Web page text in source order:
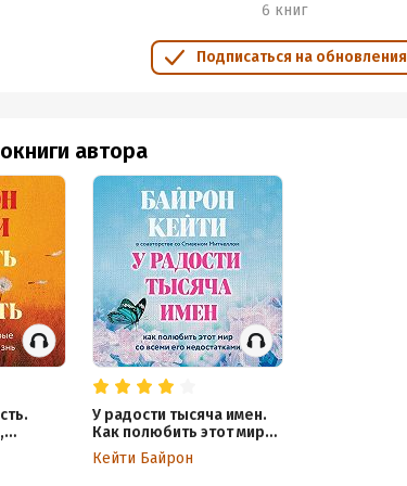
6 книг
Подписаться на обновления
автора
У радости тысяча имен.
Как полюбить этот мир
со всеми его
недостатками
Кейти Байрон